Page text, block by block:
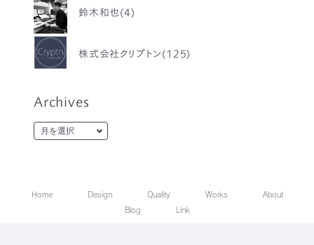
鈴木和也(4)
株式会社クリプトン(125)
Archives
Home Design Quality Works
About
Blog
Link